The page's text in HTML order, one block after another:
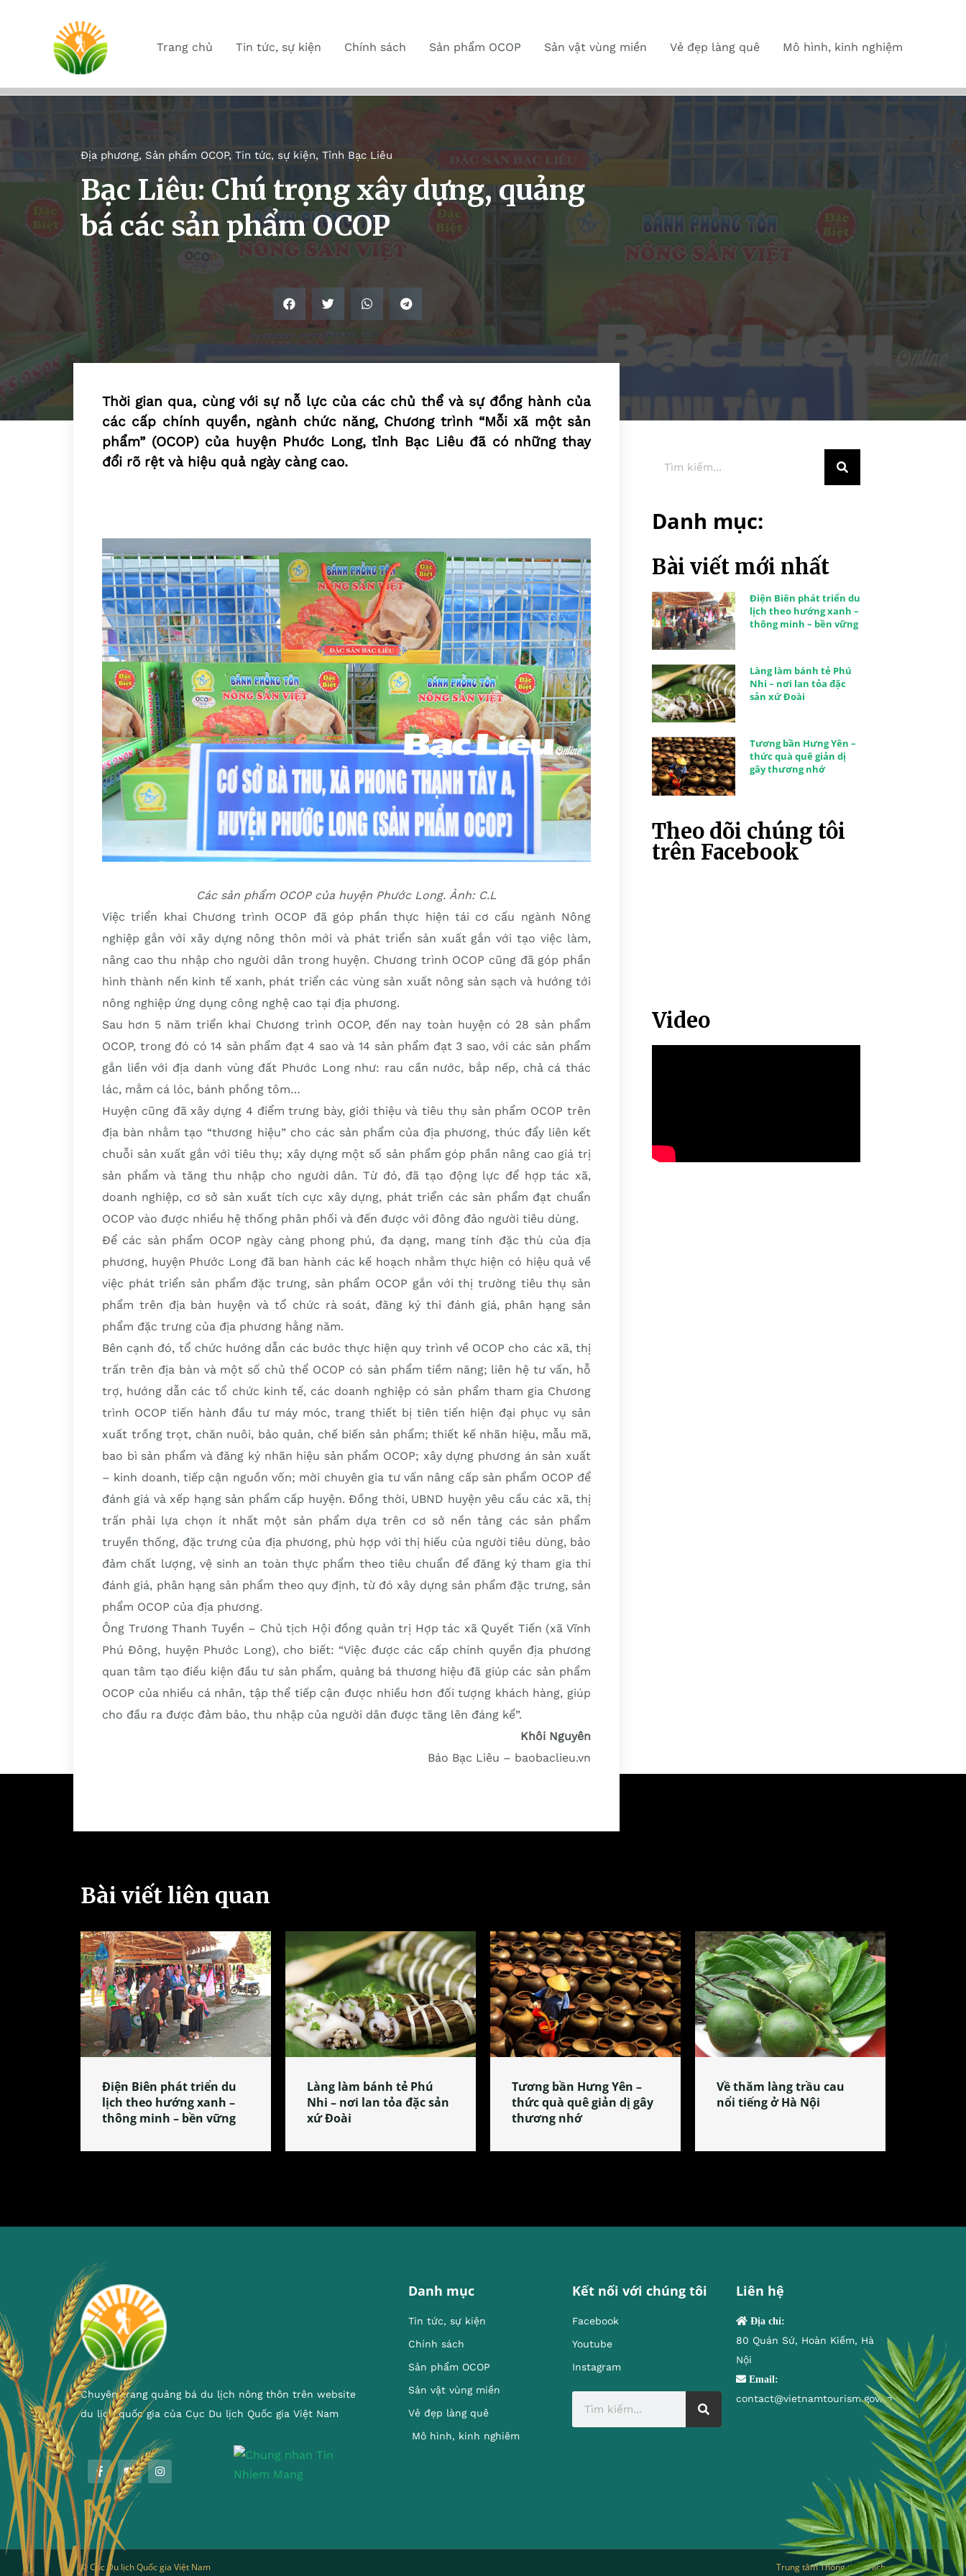
Trang chủ Tin tức, sự kiện Chính sách Sản phẩm OCOP Sản vật vùng miền Vẻ đẹp làng quê Mô hình, kinh nghiệm
Địa phương, Sản phẩm OCOP, Tin tức, sự kiện, Tỉnh Bạc Liêu
Bạc Liêu: Chú trọng xây dựng, quảng
bá các sản phẩm OCOP
Thời gian qua, cùng với sự nỗ lực của các chủ thể và sự đồng hành của
các cấp chính quyền, ngành chức năng, Chương trình “Mỗi xã một sản
phẩm” (OCOP) của huyện Phước Long, tỉnh Bạc Liêu đã có những thay
đổi rõ rệt và hiệu quả ngày càng cao.
Các sản phẩm OCOP của huyện Phước Long. Ảnh: C.L
Việc triển khai Chương trình OCOP đã góp phần thực hiện tái cơ cấu ngành Nông
nghiệp gắn với xây dựng nông thôn mới và phát triển sản xuất gắn với tạo việc làm,
nâng cao thu nhập cho người dân trong huyện. Chương trình OCOP cũng đã góp phần
hình thành nền kinh tế xanh, phát triển các vùng sản xuất nông sản sạch và hướng tới
nông nghiệp ứng dụng công nghệ cao tại địa phương.
Sau hơn 5 năm triển khai Chương trình OCOP, đến nay toàn huyện có 28 sản phẩm
OCOP, trong đó có 14 sản phẩm đạt 4 sao và 14 sản phẩm đạt 3 sao, với các sản phẩm
gắn liền với địa danh vùng đất Phước Long như: rau cần nước, bắp nếp, chả cá thác
lác, mắm cá lóc, bánh phồng tôm…
Huyện cũng đã xây dựng 4 điểm trưng bày, giới thiệu và tiêu thụ sản phẩm OCOP trên
địa bàn nhằm tạo “thương hiệu” cho các sản phẩm của địa phương, thúc đẩy liên kết
chuỗi sản xuất gắn với tiêu thụ; xây dựng một số sản phẩm góp phần nâng cao giá trị
sản phẩm và tăng thu nhập cho người dân. Từ đó, đã tạo động lực để hợp tác xã,
doanh nghiệp, cơ sở sản xuất tích cực xây dựng, phát triển các sản phẩm đạt chuẩn
OCOP vào được nhiều hệ thống phân phối và đến được với đông đảo người tiêu dùng.
Để các sản phẩm OCOP ngày càng phong phú, đa dạng, mang tính đặc thù của địa
phương, huyện Phước Long đã ban hành các kế hoạch nhằm thực hiện có hiệu quả về
việc phát triển sản phẩm đặc trưng, sản phẩm OCOP gắn với thị trường tiêu thụ sản
phẩm trên địa bàn huyện và tổ chức rà soát, đăng ký thi đánh giá, phân hạng sản
phẩm đặc trưng của địa phương hằng năm.
Bên cạnh đó, tổ chức hướng dẫn các bước thực hiện quy trình về OCOP cho các xã, thị
trấn trên địa bàn và một số chủ thể OCOP có sản phẩm tiềm năng; liên hệ tư vấn, hỗ
trợ, hướng dẫn các tổ chức kinh tế, các doanh nghiệp có sản phẩm tham gia Chương
trình OCOP tiến hành đầu tư máy móc, trang thiết bị tiên tiến hiện đại phục vụ sản
xuất trồng trọt, chăn nuôi, bảo quản, chế biến sản phẩm; thiết kế nhãn hiệu, mẫu mã,
bao bì sản phẩm và đăng ký nhãn hiệu sản phẩm OCOP; xây dựng phương án sản xuất
– kinh doanh, tiếp cận nguồn vốn; mời chuyên gia tư vấn nâng cấp sản phẩm OCOP để
đánh giá và xếp hạng sản phẩm cấp huyện. Đồng thời, UBND huyện yêu cầu các xã, thị
trấn phải lựa chọn ít nhất một sản phẩm dựa trên cơ sở nền tảng các sản phẩm
truyền thống, đặc trưng của địa phương, phù hợp với thị hiếu của người tiêu dùng, bảo
đảm chất lượng, vệ sinh an toàn thực phẩm theo tiêu chuẩn để đăng ký tham gia thi
đánh giá, phân hạng sản phẩm theo quy định, từ đó xây dựng sản phẩm đặc trưng, sản
phẩm OCOP của địa phương.
Ông Trương Thanh Tuyền – Chủ tịch Hội đồng quản trị Hợp tác xã Quyết Tiến (xã Vĩnh
Phú Đông, huyện Phước Long), cho biết: “Việc được các cấp chính quyền địa phương
quan tâm tạo điều kiện đầu tư sản phẩm, quảng bá thương hiệu đã giúp các sản phẩm
OCOP của nhiều cá nhân, tập thể tiếp cận được nhiều hơn đối tượng khách hàng, giúp
cho đầu ra được đảm bảo, thu nhập của người dân được tăng lên đáng kể”.
Khôi Nguyên
Báo Bạc Liêu – baobaclieu.vn
Danh mục:
Bài viết mới nhất
Điện Biên phát triển du
lịch theo hướng xanh –
thông minh – bền vững
Làng làm bánh tẻ Phú
Nhi – nơi lan tỏa đặc
sản xứ Đoài
Tương bần Hưng Yên –
thức quà quê giản dị
gây thương nhớ
Theo dõi chúng tôi
trên Facebook
Video
Bài viết liên quan
Điện Biên phát triển du
lịch theo hướng xanh –
thông minh – bền vững
Làng làm bánh tẻ Phú
Nhi – nơi lan tỏa đặc sản
xứ Đoài
Tương bần Hưng Yên –
thức quà quê giản dị gây
thương nhớ
Về thăm làng trầu cau
nổi tiếng ở Hà Nội
Chuyên trang quảng bá du lịch nông thôn trên website
du lịch quốc gia của Cục Du lịch Quốc gia Việt Nam
Danh mục
Tin tức, sự kiện
Chính sách
Sản phẩm OCOP
Sản vật vùng miền
Vẻ đẹp làng quê
Mô hình, kinh nghiêm
Kết nối với chúng tôi
Facebook
Youtube
Instagram
Liên hệ
Địa chỉ:
80 Quán Sứ, Hoàn Kiếm, Hà
Nội
Email:
contact@vietnamtourism.gov.vn
© Cục Du lịch Quốc gia Việt Nam Trung tâm Thông tin du lịch